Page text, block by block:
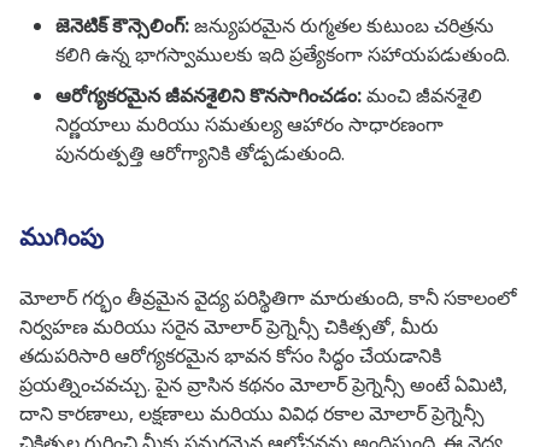
జెనెటిక్ కౌన్సెలింగ్:జన్యుపరమైన రుగ్మతల కుటుంబ చరిత్రను
కలిగి ఉన్న భాగస్వాములకు ఇది ప్రత్యేకంగా సహాయపడుతుంది.
ఆరోగ్యకరమైన జీవనశైలిని కొనసాగించడం:మంచి జీవనశైలి
నిర్ణయాలు మరియు సమతుల్య ఆహారం సాధారణంగా
పునరుత్పత్తి ఆరోగ్యానికి తోడ్పడుతుంది.
ముగింపు
మోలార్ గర్భం తీవ్రమైన వైద్య పరిస్థితిగా మారుతుంది, కానీ సకాలంలో
నిర్వహణ మరియు సరైన మోలార్ ప్రెగ్నెన్సీ చికిత్సతో, మీరు
తదుపరిసారి ఆరోగ్యకరమైన భావన కోసం సిద్ధం చేయడానికి
ప్రయత్నించవచ్చు. పైన వ్రాసిన కథనం మోలార్ ప్రెగ్నెన్సీ అంటే ఏమిటి,
దాని కారణాలు, లక్షణాలు మరియు వివిధ రకాల మోలార్ ప్రెగ్నెన్సీ